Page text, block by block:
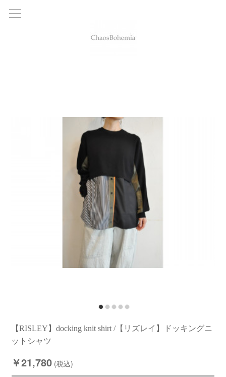
【RISLEY】docking knit shirt /【リズレイ】ドッキングニ
ットシャツ
￥21,780 (税込)